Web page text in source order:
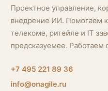
Проектное управление,
внедрение ИИ. Помогаем
телекоме, ритейле и IT
предсказуемее. Работаем
+7 495 221 89 36
info@onagile.ru